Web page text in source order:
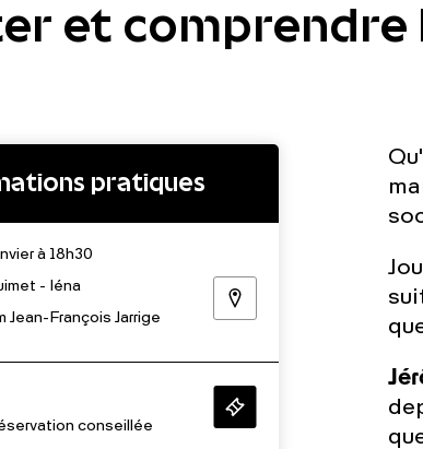
et comprendre
pratiques
à 18h30
- Iéna
Jean-François Jarrige
conseillée